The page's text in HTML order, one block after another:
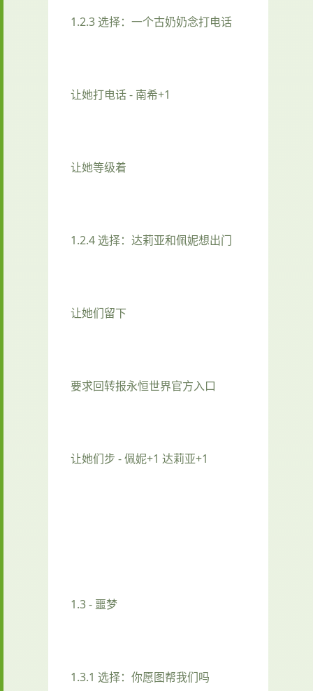
1.2.3 选择：一个古奶奶念打电话
让她打电话 - 南希+1
让她等级着
1.2.4 选择：达莉亚和佩妮想出门
让她们留下
要求回转报永恒世界官方入口
让她们步 - 佩妮+1 达莉亚+1
1.3 - 噩梦
1.3.1 选择：你愿图帮我们吗